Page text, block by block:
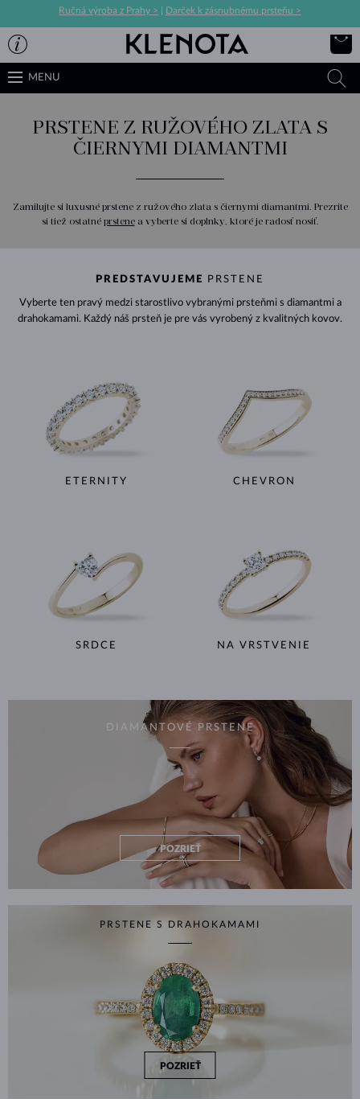
Ručná výroba z Prahy > Darček k zásnubnému prsteňu >
MENU
PRSTENE Z RUŽOVÉHO ZLATA S
ČIERNYMI DIAMANTMI
Zamilujte si luxusné prstene z ružového zlata s čiernymi diamantmi. Prezrite
si tiež ostatné prstenea vyberte si doplnky, ktoré je radosť nosiť.
PREDSTAVUJEME PRSTENE
Vyberte ten pravý medzi starostlivo vybranými prsteňmi s diamantmi a
drahokamami. Každý náš prsteň je pre vás vyrobený z kvalitných kovov.
ETERNITY CHEVRON
SRDCE NA VRSTVENIE
DIAMANTOVÉ PRSTENE
POZRIEŤ
PRSTENE S DRAHOKAMAMI
POZRIEŤ